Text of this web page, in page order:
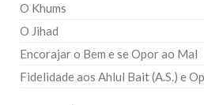
O Khums
O Jihad
Encorajar o Bem e se Opor ao Mal
Fidelidade aos Ahlul Bait (A.S.) e